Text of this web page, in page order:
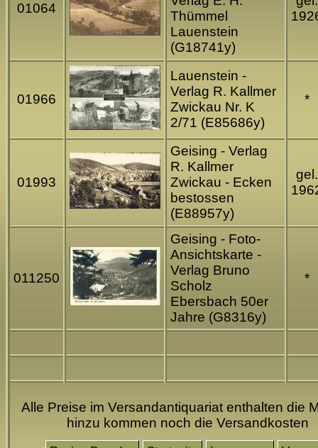
01064
Thümmel
Lauenstein
(G18741y)
01966
Lauenstein -
Verlag R. Kallmer
Zwickau Nr. K
2/71 (E85686y)
*
01993
Geising - Verlag
R. Kallmer
Zwickau - Ecken
bestossen
(E88957y)
gel.
011250
Geising - Foto-
Ansichtskarte -
Verlag Bruno
Scholz
Ebersbach 50er
Jahre (G8316y)
*
Alle Preise im Versandantiquariat enthalten die
hinzu kommen noch die Versandkosten